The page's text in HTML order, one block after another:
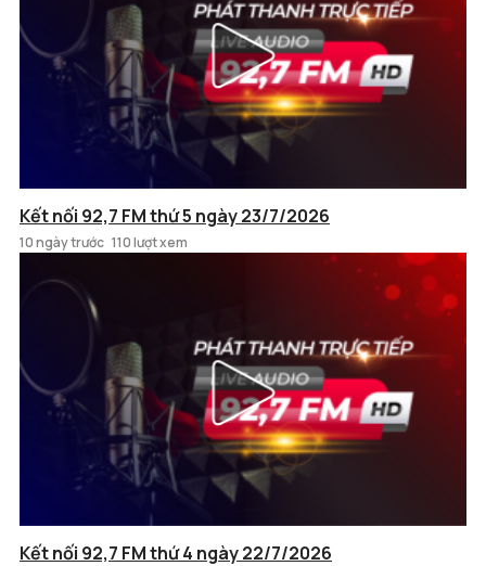
Kết nối 92,7 FM thứ 5 ngày 23/7/2026
10 ngày trước 110 lượt xem
Kết nối 92,7 FM thứ 4 ngày 22/7/2026